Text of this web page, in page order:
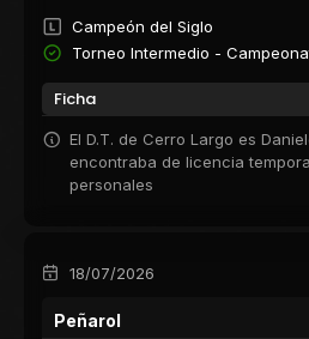
Campeón del Siglo
Torneo Intermedio -
Ficha
El D.T. de Cerro Largo es
encontraba de licencia
personales
18/07/2026
Peñarol